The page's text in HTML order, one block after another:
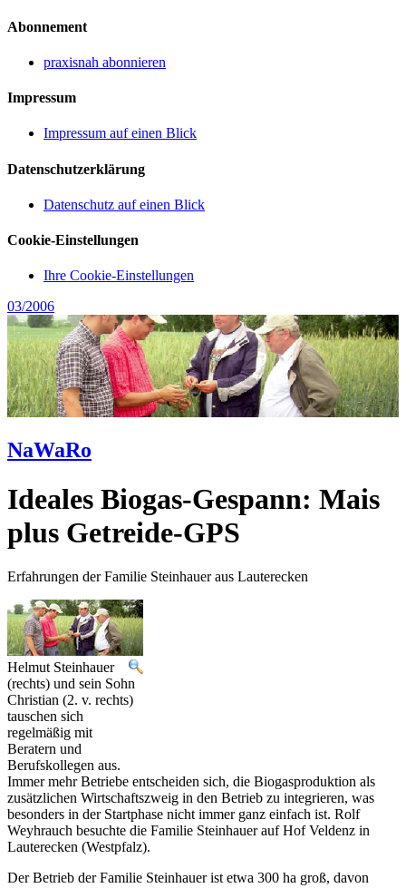
Abonnement
praxisnah abonnieren
Impressum
Impressum auf einen Blick
Datenschutzerklärung
Datenschutz auf einen Blick
Cookie-Einstellungen
Ihre Cookie-Einstellungen
03/2006
NaWaRo
Ideales Biogas-Gespann: Mais
plus Getreide-GPS
Erfahrungen der Familie Steinhauer aus Lauterecken
Helmut Steinhauer
(rechts) und sein Sohn
Christian (2. v. rechts)
tauschen sich
regelmäßig mit
Beratern und
Berufskollegen aus.
Immer mehr Betriebe entscheiden sich, die Biogasproduktion als
zusätzlichen Wirtschaftszweig in den Betrieb zu integrieren, was
besonders in der Startphase nicht immer ganz einfach ist. Rolf
Weyhrauch besuchte die Familie Steinhauer auf Hof Veldenz in
Lauterecken (Westpfalz).
Der Betrieb der Familie Steinhauer ist etwa 300 ha groß, davon